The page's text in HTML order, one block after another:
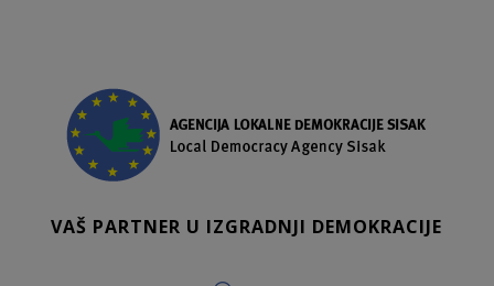
VAŠ PARTNER U IZGRADNJI DEMOKRACIJE